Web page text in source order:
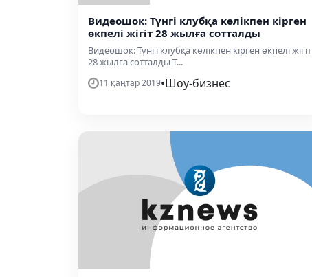
Видеошок: Түнгі клубқа көлікпен кірген
өкпелі жігіт 28 жылға сотталды
Видеошок: Түнгі клубқа көлікпен кірген өкпелі жігіт
28 жылға сотталды Т...
11 қаңтар 2019•Шоу-бизнес